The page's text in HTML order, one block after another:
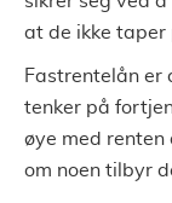
at de ikke taper
Fastrentelån er
tenker på
øye med renten
om noen tilbyr